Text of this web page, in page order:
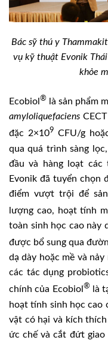
Bác sỹ thú y
vụ kỹ thuật Evonik
khỏe
Ecobiol ® là sản phẩm
amyloliquefaciens
đặc 2×109 CFU/g
qua quá trình sàng
đầu và hàng loạt các
Evonik đã tuyển chọn
điểm vượt trội để
lượng cao, hoạt tính
toàn sinh học cao này
được bổ sung qua
dạ dày hoặc mề và
các tác dụng
chính của Ecobiol ®
là
hoạt tính sinh học cao
vật có hại và kích
ức chế và cắt đứt